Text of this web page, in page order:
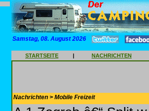
Samstag, 08. August 2026
STARTSEITE | NACHRICHTEN
Nachrichten > Mobile Freizeit